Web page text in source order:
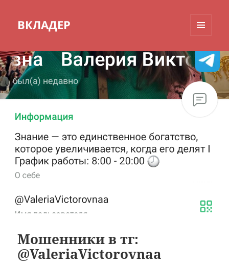
ВКЛАДЕР
ВИДЖЕТЫ
Мошенники в тг:
@ValeriaVictorovnaa